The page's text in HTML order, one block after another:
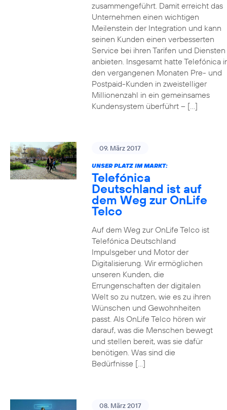
zusammengeführt. Damit erreicht das
Unternehmen einen wichtigen
Meilenstein der Integration und kann
seinen Kunden einen verbesserten
Service bei ihren Tarifen und Diensten
anbieten. Insgesamt hatte Telefónica
den vergangenen Monaten Pre- und
Postpaid-Kunden in zweistelliger
Millionenzahl in ein gemeinsames
Kundensystem überführt – […]
09. März 2017
UNSER PLATZ IM MARKT:
Telefónica
Deutschland ist auf
dem Weg zur OnLife
Telco
Auf dem Weg zur OnLife Telco ist
Telefónica Deutschland
Impulsgeber und Motor der
Digitalisierung. Wir ermöglichen
unseren Kunden, die
Errungenschaften der digitalen
Welt so zu nutzen, wie es zu ihren
Wünschen und Gewohnheiten
passt. Als OnLife Telco hören wir
darauf, was die Menschen bewegt
und stellen bereit, was sie dafür
benötigen. Was sind die
Bedürfnisse […]
08. März 2017